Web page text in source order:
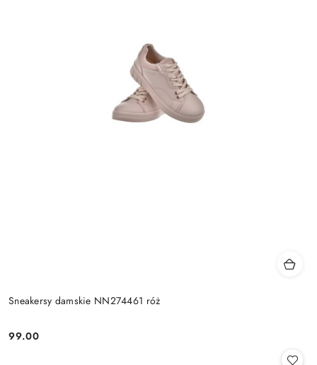
Sneakersy damskie NN274461 róż
Cena:
99.00